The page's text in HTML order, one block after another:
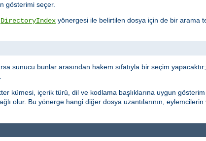
gösterimi seçer.
DirectoryIndex yönergesi ile belirtilen dosya için de bir arama
sunucu bunlar arasından hakem sıfatıyla bir seçim
kümesi, içerik türü, dil ve kodlama başlıklarına uygun
olur. Bu yönerge hangi diğer dosya uzantılarının,